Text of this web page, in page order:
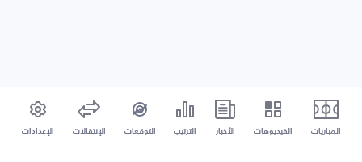
المباريات الفيديوهات الأخبار الترتيب التوقعات الإنتقالات الإعدادات